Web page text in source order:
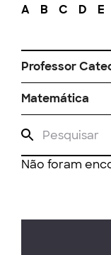
A B C D E
Professor
Matemática
Não foram